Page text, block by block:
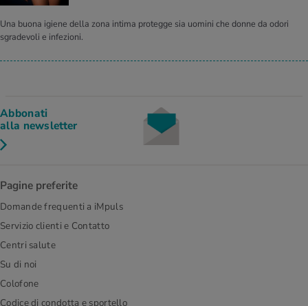
Una buona igiene della zona intima protegge sia uomini che donne da odori
sgradevoli e infezioni.
Abbonati
alla newsletter
Pagine preferite
Domande frequenti a iMpuls
Servizio clienti e Contatto
Centri salute
Su di noi
Colofone
Codice di condotta e sportello